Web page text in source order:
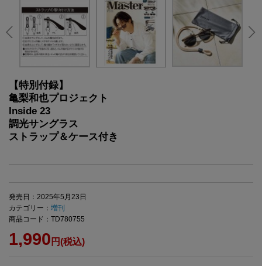
【特別付録】
亀梨和也プロジェクト
Inside 23
調光サングラス
ストラップ＆ケース付き
発売日：2025年5月23日
カテゴリー： 増刊
商品コード：TD780755
1,990 円(税込)